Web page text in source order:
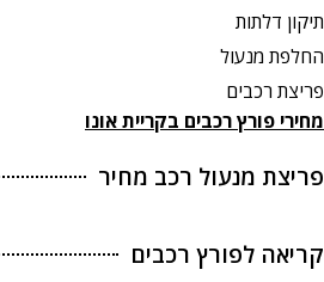
תיקון דלתות
החלפת מנעול
פריצת רכבים
מחירי פורץ רכבים בקריית אונו
פריצת מנעול רכב מחיר
קריאה לפורץ רכבים